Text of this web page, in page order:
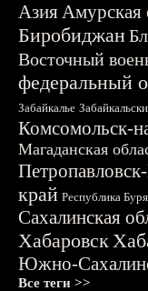
АзияАмурская
Биробиджан
Восточный
федеральный
Забайкалье
Комсомольск-
Магаданская
край Республика
Сахалинская
Хабаровск
Южно-
Все теги >>